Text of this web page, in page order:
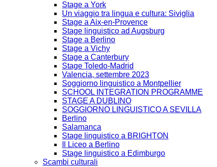
Stage a York
Un viaggio tra lingua e cultura: Siviglia
Stage a Aix-en-Provence
Stage linguistico ad Augsburg
Stage a Berlino
Stage a Vichy
Stage a Canterbury
Stage Toledo-Madrid
Valencia, settembre 2023
Soggiorno linguistico a Montpellier
SCHOOL INTEGRATION PROGRAMME
STAGE A DUBLINO
SOGGIORNO LINGUISTICO A SEVILLA
Berlino
Salamanca
Stage linguistico a BRIGHTON
Il Liceo a Berlino
Stage linguistico a Edimburgo
Scambi culturali